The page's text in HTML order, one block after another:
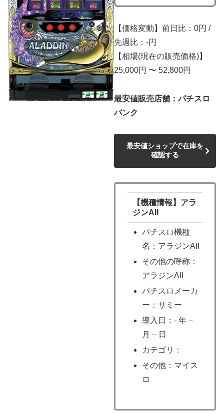
【価格変動】前日比：0円 /
先週比：-円
【相場(現在の販売価格)】
25,000円 〜 52,800円
最安値販売店舗：パチスロ
バンク
最安値ショップで在庫を
確認する
【機種情報】アラ
ジンAII
パチスロ機種
名：アラジンAII
その他の呼称：
アラジンAII
パチスロメーカ
ー：サミー
導入日：- 年 –
月 – 日
カテゴリ：
その他：マイス
ロ